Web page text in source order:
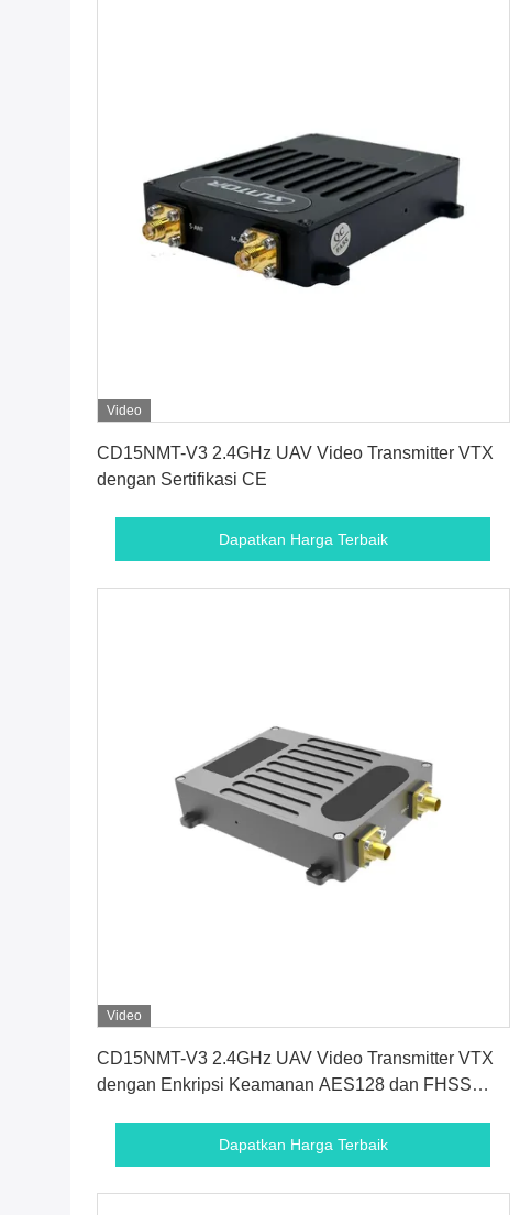
Video
CD15NMT-V3 2.4GHz UAV Video Transmitter VTX
dengan Sertifikasi CE
Dapatkan Harga Terbaik
Video
CD15NMT-V3 2.4GHz UAV Video Transmitter VTX
dengan Enkripsi Keamanan AES128 dan FHSS
Dapatkan Harga Terbaik